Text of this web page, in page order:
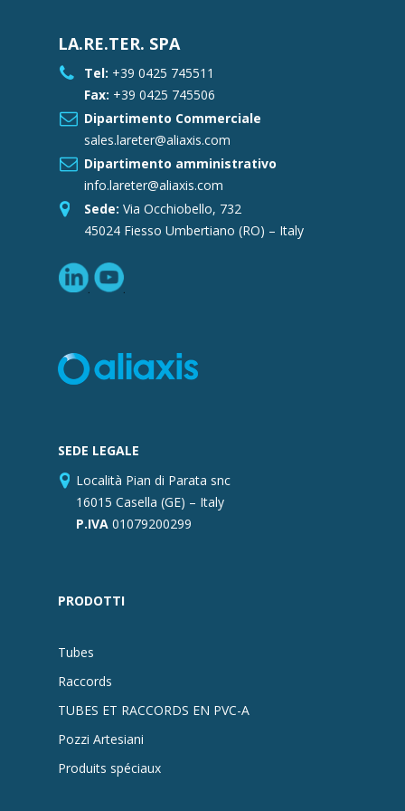
LA.RE.TER. SPA
Tel: +39 0425 745511
Fax: +39 0425 745506
Dipartimento Commerciale
sales.lareter@aliaxis.com
Dipartimento amministrativo
info.lareter@aliaxis.com
Sede: Via Occhiobello, 732
45024 Fiesso Umbertiano (RO) – Italy
SEDE LEGALE
Località Pian di Parata snc
16015 Casella (GE) – Italy
P.IVA 01079200299
PRODOTTI
Tubes
Raccords
TUBES ET RACCORDS EN PVC-A
Pozzi Artesiani
Produits spéciaux